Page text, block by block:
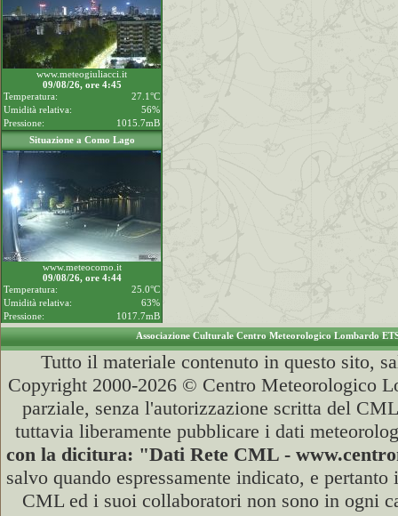
www.meteogiuliacci.it
09/08/26, ore 4:45
Temperatura:
27.1°C
Umidità relativa:
56%
Pressione:
1015.7mB
Situazione a Como Lago
www.meteocomo.it
09/08/26, ore 4:44
Temperatura:
25.0°C
Umidità relativa:
63%
Pressione:
1017.7mB
Associazione Culturale Centro Meteorologico Lombardo
Tutto il materiale contenuto in questo sito,
Copyright 2000-2026 © Centro Meteorologico
parziale, senza l'autorizzazione scritta del
tuttavia liberamente pubblicare i dati
con la dicitura: "Dati Rete CML -
salvo quando espressamente indicato, e
CML ed i suoi collaboratori non sono in ogni